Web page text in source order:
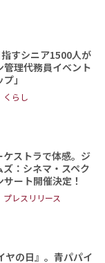
指すシニア1500人が
理代務員イベント
」
くらし
ストラで体感。ジ
：シネマ・スペク
ート開催決定！
プレスリリース
ヤの日』。青パパイ